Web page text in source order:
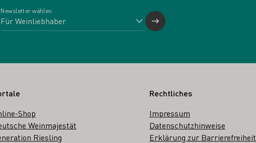
Newsletter wählen
Shop
Weinmajestät
Riesling
Rechtliches
Impressum
Datenschutzhinweise
Erklärung zur Barrierefreiheit